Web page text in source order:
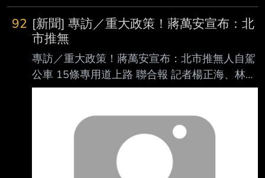
92 [新聞] 專訪／重大政策！蔣萬安宣布：北
市推無
專訪／重大政策！蔣萬安宣布：北市推無人自駕
公車 15條專用道上路 聯合報 記者楊正海、林麗
玉、李承穎、施鴻基、蕭白雪／專訪 台北市長
市落地，明年上半年規畫在北士 科成立無人自
駕的示範區；明年下半年更關鍵，預計在台北市
15條公車專用道，推動無人自 駕公車，專用道
基礎建設先完備、提升，未來北市的目標是成為